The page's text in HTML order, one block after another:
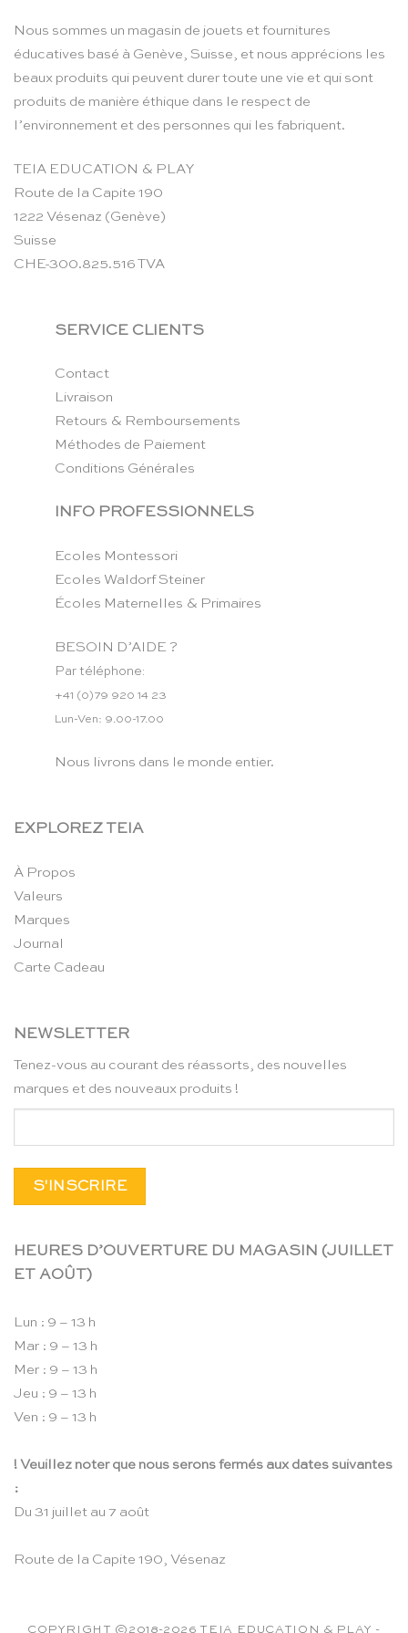
Nous sommes un magasin de jouets et fournitures
éducatives basé à Genève, Suisse, et nous apprécions les
beaux produits qui peuvent durer toute une vie et qui sont
produits de manière éthique dans le respect de
l’environnement et des personnes qui les fabriquent.
TEIA EDUCATION & PLAY
Route de la Capite 190
1222 Vésenaz (Genève)
Suisse
CHE-300.825.516 TVA
SERVICE CLIENTS
Contact
Livraison
Retours & Remboursements
Méthodes de Paiement
Conditions Générales
INFO PROFESSIONNELS
Ecoles Montessori
Ecoles Waldorf Steiner
Écoles Maternelles & Primaires
BESOIN D’AIDE ?
Par téléphone:
+41 (0)79 920 14 23
Lun-Ven: 9.00-17.00
Nous livrons dans le monde entier.
EXPLOREZ TEIA
À Propos
Valeurs
Marques
Journal
Carte Cadeau
NEWSLETTER
Tenez-vous au courant des réassorts, des nouvelles
marques et des nouveaux produits !
HEURES D’OUVERTURE DU MAGASIN (JUILLET
ET AOÛT)
Lun : 9 – 13 h
Mar : 9 – 13 h
Mer : 9 – 13 h
Jeu : 9 – 13 h
Ven : 9 – 13 h
! Veuillez noter que nous serons fermés aux dates suivantes
:
Du 31 juillet au 7 août
Route de la Capite 190, Vésenaz
COPYRIGHT ©2018-2026 TEIA EDUCATION & PLAY -